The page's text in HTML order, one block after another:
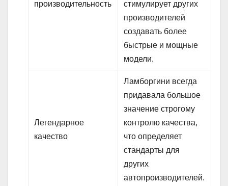
производительность
стимулирует других
производителей
создавать более
быстрые и мощные
модели.
Легендарное
качество
Ламборгини всегда
придавала большое
значение строгому
контролю качества,
что определяет
стандарты для
других
автопроизводителей.